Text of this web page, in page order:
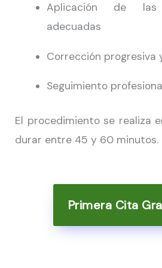
Aplicación de
adecuadas
Corrección progresiva
Seguimiento
El procedimiento se realiza
durar entre 45 y 60 minutos.
Primera Cita